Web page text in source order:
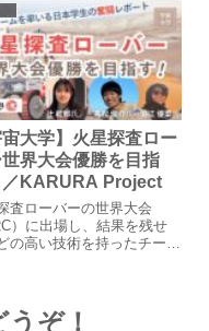
ツを熱く語り尽くします。
宙大学】火星探査ロー
界大会優勝を目指
／KARURA Project
査ローバーの世界大会
）に出場し、結果を残せ
の高い技術を持ったチーム
の目標は、将来の国際
ぞ！